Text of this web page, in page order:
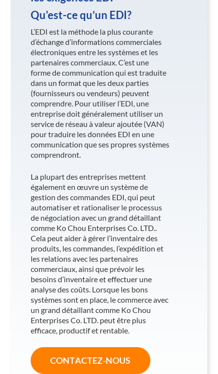
Qu'est-ce qu’un EDI?
L’EDI est la méthode la plus courante
d’échange d’informations commerciales
électroniques entre les systèmes et les
partenaires commerciaux. C’est une
forme de communication qui est traduite
dans un format que les deux parties
(fournisseurs ou vendeurs) peuvent
comprendre. Pour utiliser l’EDI, une
entreprise doit généralement utiliser un
service de réseau à valeur ajoutée (VAN)
pour traduire les données EDI en une
communication que ses propres systèmes
comprendront.
La plupart des entreprises mettent
également en œuvre un système de
gestion des commandes EDI, qui peut
automatiser et rationaliser le processus
de négociation avec un grand détaillant
comme Ko Chou Enterprises Co. LTD..
Cela peut aider à gérer l’inventaire des
produits, les commandes, l’expédition et
les relations avec les partenaires
commerciaux, ainsi que prévoir les
besoins d’inventaire et effectuer une
analyse des coûts. Lorsque les bons
systèmes sont en place, le commerce avec
un grand détaillant comme Ko Chou
Enterprises Co. LTD. peut être plus
efficace, productif et rentable.
CONTACTEZ-NOUS